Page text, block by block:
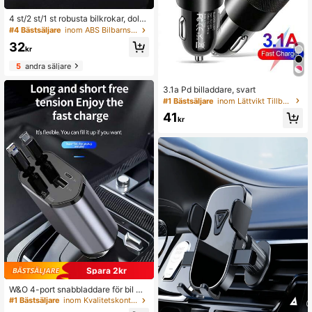
4 st/2 st/1 st robusta bilkrokar, dold
a multifunktionella förvaringskrokar
för baksätet, tjock design
#4 Bästsäljare inom ABS Bilbarnstolsorganisation
32kr
5andra säljare
Spara 2kr
W&O 4-port snabbladdare för bil me
d USB- och Type-C-portar, digital s
pänningsdisplay, för Android-telefo
#1 Bästsäljare inom Kvalitetskontroll 3.0 Tillbehör till mobiltel
3.1a Pd billaddare, svart
#1 Bästsäljare inom Lättvikt Tillbehör till mobiltelefoner för bi
41kr